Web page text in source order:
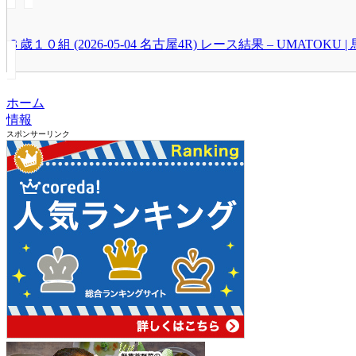
３歳１０組 (2026-05-04 名古屋4R) レース結果 – UMATOKU |
ホーム
情報
スポンサーリンク